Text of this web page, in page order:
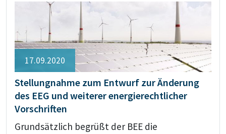
17.09.2020
Stellungnahme zum Entwurf zur Änderung
des EEG und weiterer energierechtlicher
Vorschriften
Grundsätzlich begrüßt der BEE die